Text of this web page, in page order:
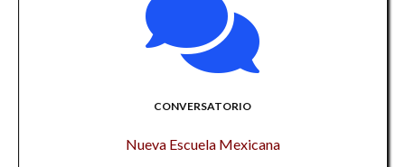
CONVERSATORIO
Nueva Escuela Mexicana